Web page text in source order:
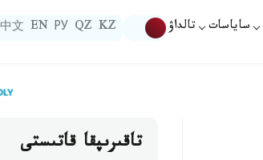
ساياسات تالداۋ KZ
QZ
РУ
EN
中文
تاقىرىپقا قاتىستى